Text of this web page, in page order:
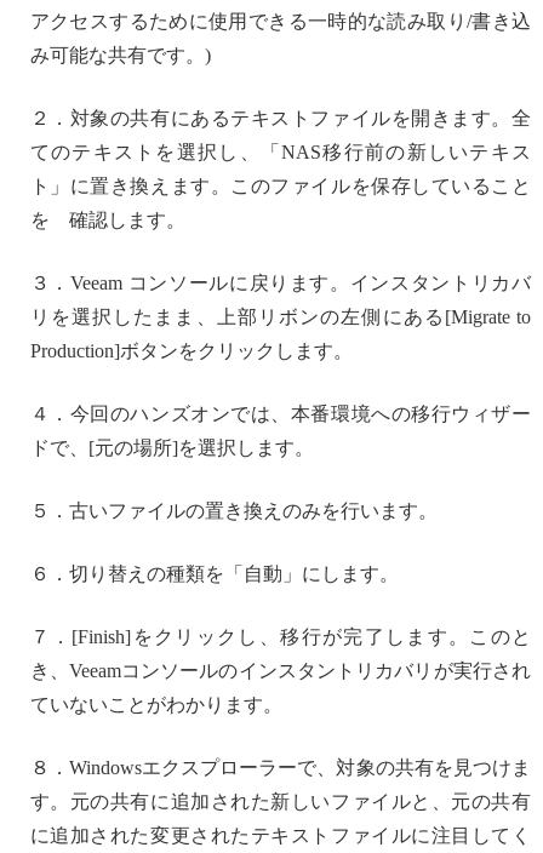
アクセスするために使用できる一時的な読み取り/書き込
み可能な共有です。)
２．対象の共有にあるテキストファイルを開きます。全
てのテキストを選択し、「NAS移行前の新しいテキス
ト」に置き換えます。このファイルを保存していること
を 確認します。
３．Veeam コンソールに戻ります。インスタントリカバ
リを選択したまま、上部リボンの左側にある[Migrate to
Production]ボタンをクリックします。
４．今回のハンズオンでは、本番環境への移行ウィザー
ドで、[元の場所]を選択します。
５．古いファイルの置き換えのみを行います。
６．切り替えの種類を「自動」にします。
７．[Finish]をクリックし、移行が完了します。このと
き、Veeamコンソールのインスタントリカバリが実行され
ていないことがわかります。
８．Windowsエクスプローラーで、対象の共有を見つけま
す。元の共有に追加された新しいファイルと、元の共有
に追加された変更されたテキストファイルに注目してく